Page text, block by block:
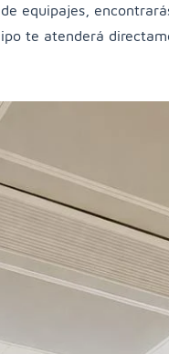
equipajes,
te atenderá